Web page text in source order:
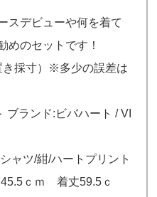
スデビューや何を着て
めのセットです！
採寸）※多少の誤差は
ブランド:ビバハート / VI
ャツ/紺/ハートプリント
ｃｍ 着丈59.5ｃ